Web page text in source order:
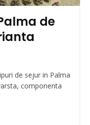
de
de sejur in Palma
componenta